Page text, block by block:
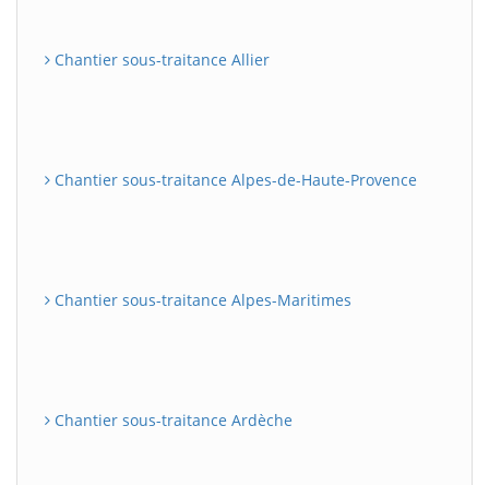
Chantier sous-traitance Allier
Chantier sous-traitance Alpes-de-Haute-Provence
Chantier sous-traitance Alpes-Maritimes
Chantier sous-traitance Ardèche